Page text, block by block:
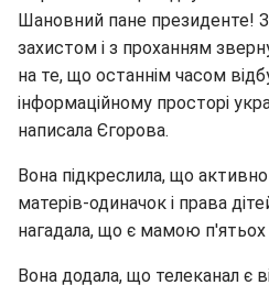
Шановний пане президенте!
захистом і з проханням
на те, що останнім часом
інформаційному просторі
написала Єгорова.
Вона підкреслила, що
матерів-одиначок і права
нагадала, що є мамою п'ятьох
Вона додала, що телеканал є